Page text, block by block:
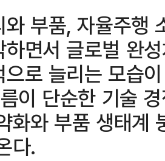
부품, 자율주행
면서 글로벌 완
로 늘리는 모습
이 단순한 기술
화와 부품 생태계
다.